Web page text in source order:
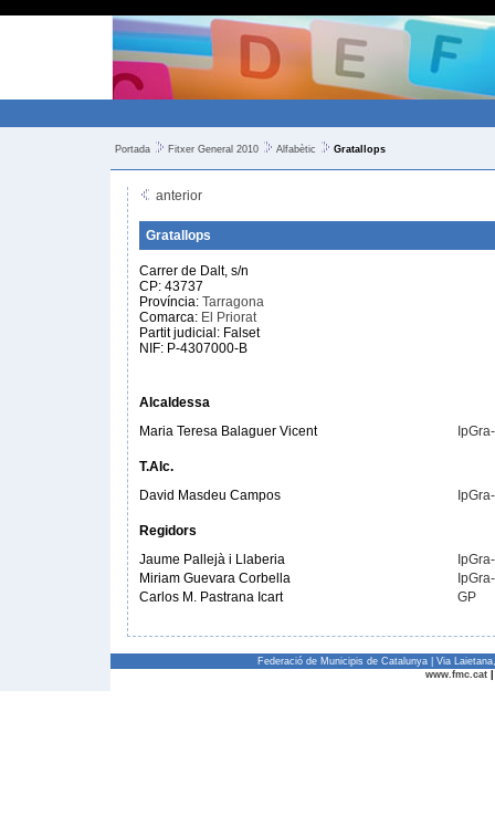
Portada Fitxer General 2010 Alfabètic Gratallops
anterior
Gratallops
Carrer de Dalt, s/n
CP: 43737
Província: Tarragona
Comarca: El Priorat
Partit judicial: Falset
NIF: P-4307000-B
Alcaldessa
Maria Teresa Balaguer Vicent
T.Alc.
David Masdeu Campos
Regidors
Jaume Pallejà i Llaberia
Miriam Guevara Corbella
Carlos M. Pastrana Icart
GP
Federació de Municipis de Catalunya | Via
www.fmc.cat